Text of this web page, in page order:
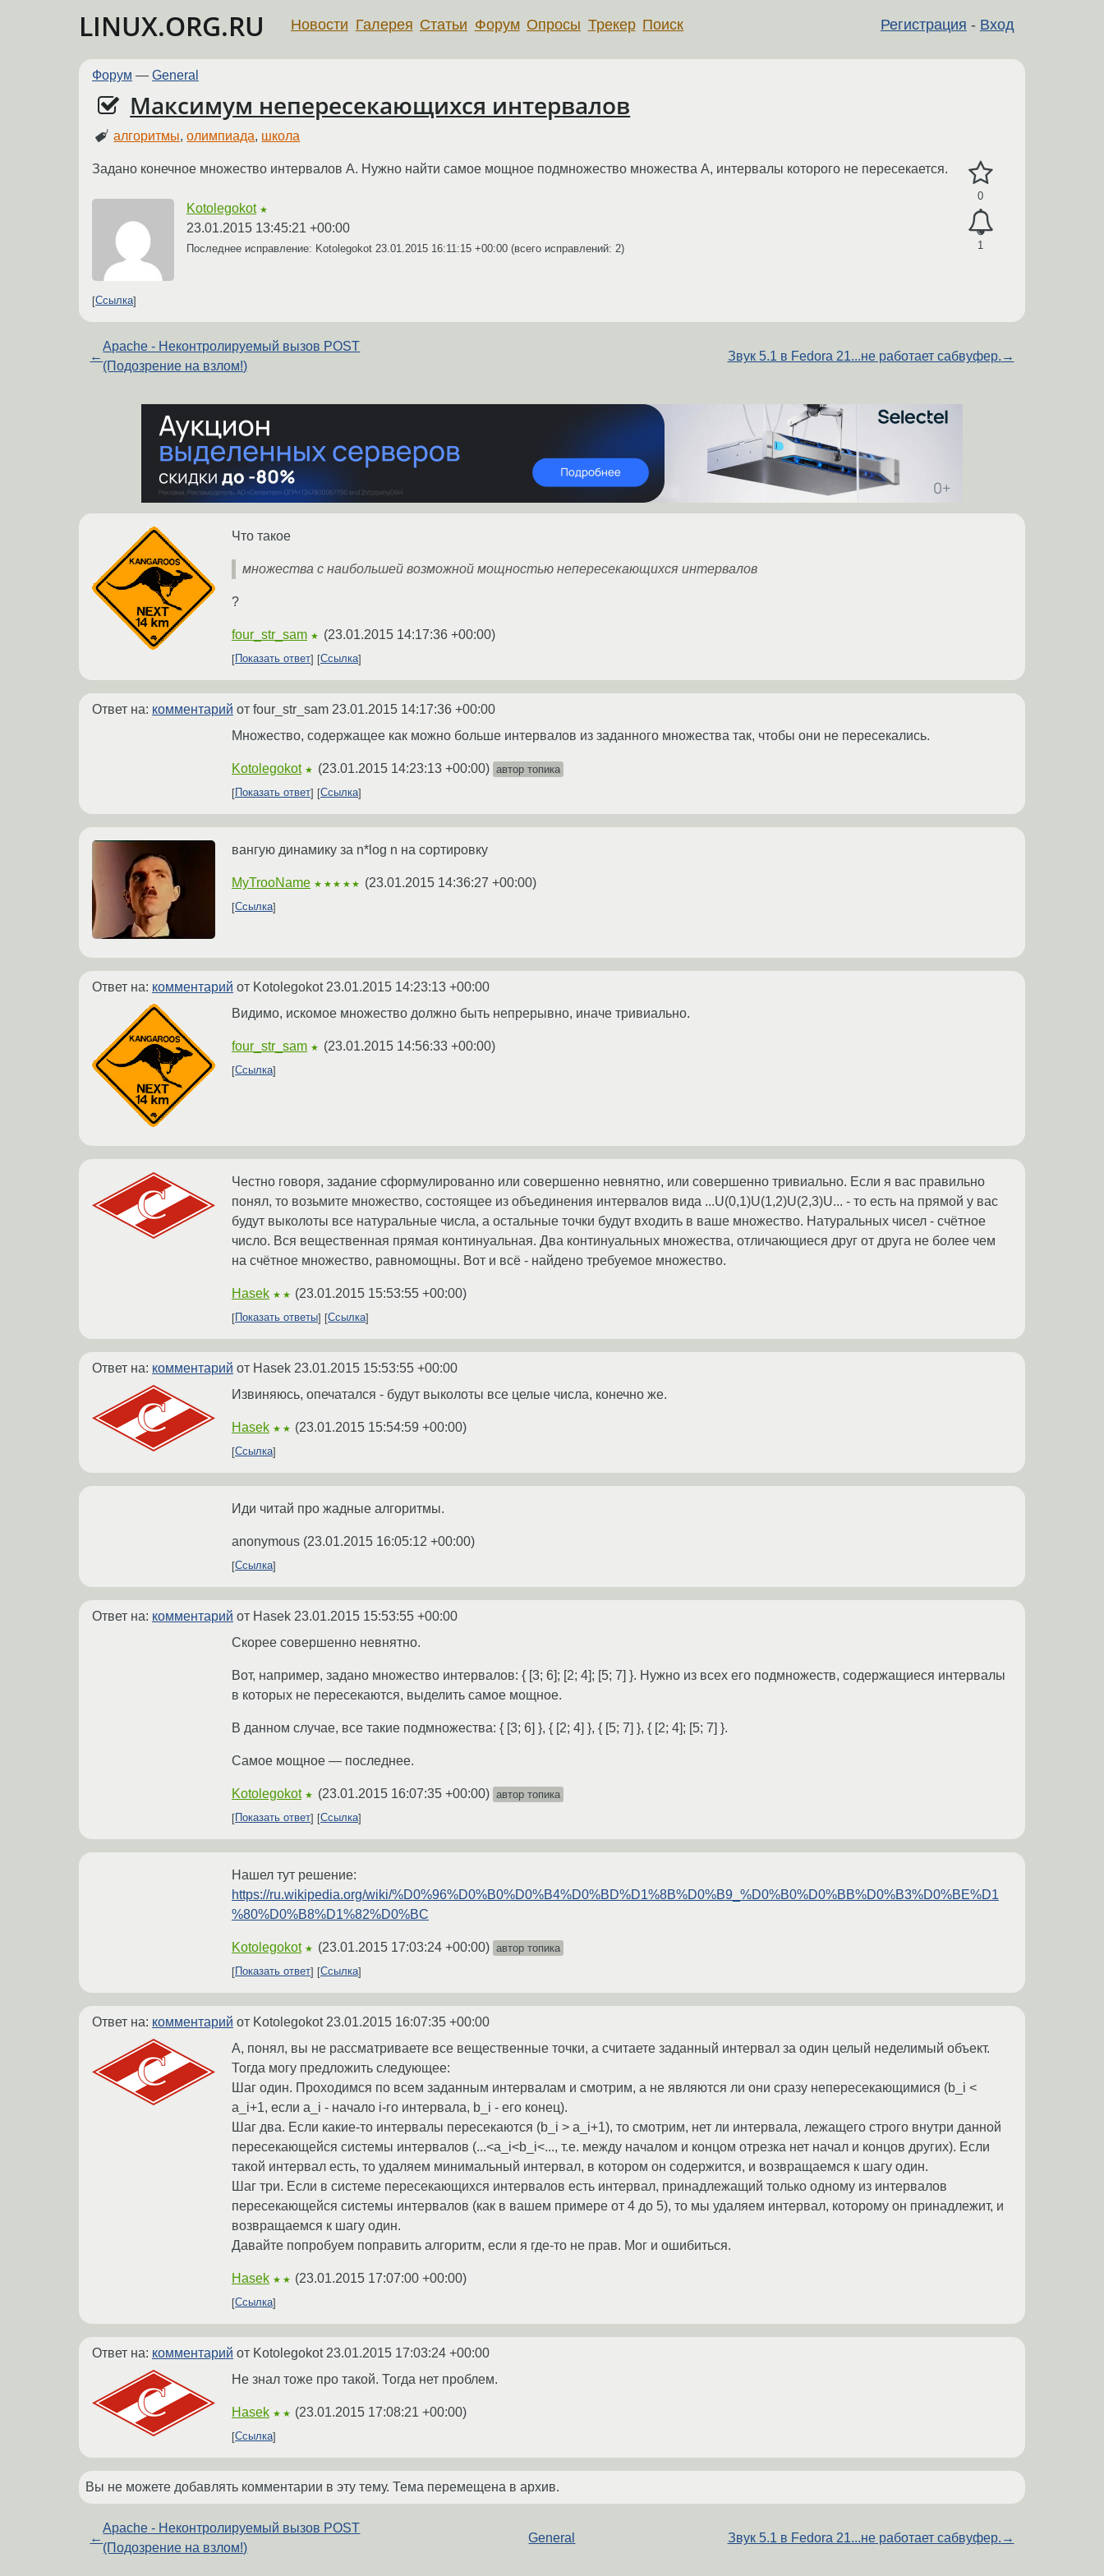
LINUX.ORG.RU Регистрация - Вход
Новости Галерея Статьи Форум Опросы Трекер Поиск
Форум — General
Максимум непересекающихся интервалов
алгоритмы,олимпиада, школа
0
1
Задано конечное множество интервалов A. Нужно найти самое мощное подмножество множества A, интервалы которого не пересекается.
Kotolegokot ★
23.01.2015 13:45:21 +00:00
Последнее исправление: Kotolegokot 23.01.2015 16:11:15 +00:00 (всего исправлений: 2)
Ссылка
←
Apache - Неконтролируемый вызов POST
(Подозрение на взлом!)
Звук 5.1 в Fedora 21...не работает сабвуфер. →
Что такое
множествa с наибольшей возможной мощностью непересекающихся интервалов
?
four_str_sam ★ (23.01.2015 14:17:36 +00:00)
Показать ответ Ссылка
Ответ на: комментарий от four_str_sam 23.01.2015 14:17:36 +00:00
Множество, содержащее как можно больше интервалов из заданного множества так, чтобы они не пересекались.
Kotolegokot ★ (23.01.2015 14:23:13 +00:00) автор топика
Показать ответ
Ссылка
вангую динамику за n*log n на сортировку
MyTrooName ★★★★★ (23.01.2015 14:36:27 +00:00)
Ссылка
Ответ на: комментарий от Kotolegokot 23.01.2015 14:23:13 +00:00
Видимо, искомое множество должно быть непрерывно, иначе тривиально.
four_str_sam ★ (23.01.2015 14:56:33 +00:00)
Ссылка
Честно говоря, задание сформулированно или совершенно невнятно, или совершенно тривиально. Если я вас правильно
понял, то возьмите множество, состоящее из объединения интервалов вида ...U(0,1)U(1,2)U(2,3)U... - то есть на прямой у вас
будут выколоты все натуральные числа, а остальные точки будут входить в ваше множество. Натуральных чисел - счётное
число. Вся вещественная прямая континуальная. Два континуальных множества, отличающиеся друг от друга не более чем
на счётное множество, равномощны. Вот и всё - найдено требуемое множество.
Hasek ★★ (23.01.2015 15:53:55 +00:00)
Показать ответы Ссылка
Ответ на: комментарий от Hasek 23.01.2015 15:53:55 +00:00
Извиняюсь, опечатался - будут выколоты все целые числа, конечно же.
Hasek ★★ (23.01.2015 15:54:59 +00:00)
Ссылка
Иди читай про жадные алгоритмы.
anonymous (23.01.2015 16:05:12 +00:00)
Ссылка
Ответ на: комментарий от Hasek 23.01.2015 15:53:55 +00:00
Скорее совершенно невнятно.
Вот, например, задано множество интервалов: { [3; 6]; [2; 4]; [5; 7] }. Нужно из всех его подмножеств, содержащиеся интервалы
в которых не пересекаются, выделить самое мощное.
В данном случае, все такие подмножества: { [3; 6] }, { [2; 4] }, { [5; 7] }, { [2; 4]; [5; 7] }.
Самое мощное — последнее.
Kotolegokot ★ (23.01.2015 16:07:35 +00:00) автор топика
Показать ответ
Ссылка
Нашел тут решение:
https://ru.wikipedia.org/wiki/%D0%96%D0%B0%D0%B4%D0%BD%D1%8B%D0%B9_%D0%B0%D0%BB%D0%B3%D0%BE%D1
%80%D0%B8%D1%82%D0%BC
Kotolegokot ★ (23.01.2015 17:03:24 +00:00) автор топика
Показать ответ
Ссылка
Ответ на: комментарий от Kotolegokot 23.01.2015 16:07:35 +00:00
А, понял, вы не рассматриваете все вещественные точки, а считаете заданный интервал за один целый неделимый объект.
Тогда могу предложить следующее:
Шаг один. Проходимся по всем заданным интервалам и смотрим, а не являются ли они сразу непересекающимися (b_i <
a_i+1, если a_i - начало i-го интервала, b_i - его конец).
Шаг два. Если какие-то интервалы пересекаются (b_i > a_i+1), то смотрим, нет ли интервала, лежащего строго внутри данной
пересекающейся системы интервалов (...<a_i<b_i<..., т.е. между началом и концом отрезка нет начал и концов других). Если
такой интервал есть, то удаляем минимальный интервал, в котором он содержится, и возвращаемся к шагу один.
Шаг три. Если в системе пересекающихся интервалов есть интервал, принадлежащий только одному из интервалов
пересекающейся системы интервалов (как в вашем примере от 4 до 5), то мы удаляем интервал, которому он принадлежит, и
возвращаемся к шагу один.
Давайте попробуем поправить алгоритм, если я где-то не прав. Мог и ошибиться.
Hasek ★★ (23.01.2015 17:07:00 +00:00)
Ссылка
Ответ на: комментарий от Kotolegokot 23.01.2015 17:03:24 +00:00
Не знал тоже про такой. Тогда нет проблем.
Hasek ★★ (23.01.2015 17:08:21 +00:00)
Ссылка
Вы не можете добавлять комментарии в эту тему. Тема перемещена в архив.
←
Apache - Неконтролируемый вызов POST
(Подозрение на взлом!)
General Звук 5.1 в Fedora 21...не работает сабвуфер. →